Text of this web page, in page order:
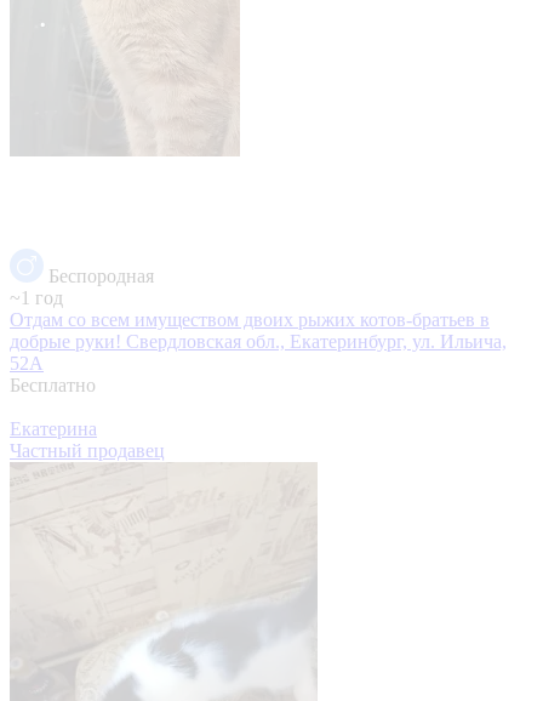
Беспородная
~1 год
Отдам со всем имуществом двоих рыжих котов-братьев в
добрые руки! Свердловская обл., Екатеринбург, ул. Ильича,
52А
Бесплатно
Екатерина
Частный продавец